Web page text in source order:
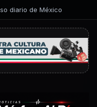
diario de México